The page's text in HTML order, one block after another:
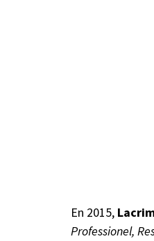
En 2015,
Professionel,